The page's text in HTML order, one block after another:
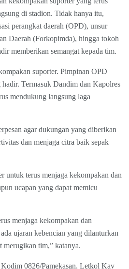
di stadion. Tidak hanya itu,
perangkat daerah (OPD), unsur
Daerah (Forkopimda), hingga tokoh
memberikan semangat kepada tim.
suporter. Pimpinan OPD
Termasuk Dandim dan Kapolres
mendukung langsung laga
agar dukungan yang diberikan
dan menjaga citra baik sepak
untuk terus menjaga kekompakan dan
ucapan yang dapat memicu
menjaga kekompakan dan
ujaran kebencian yang dilanturkan
merugikan tim,” katanya.
0826/Pamekasan, Letkol Kav